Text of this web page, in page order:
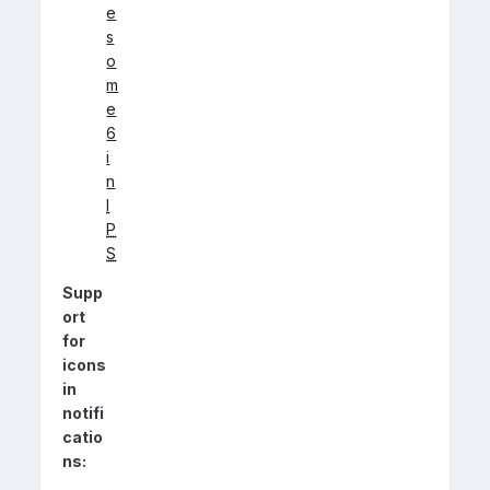
e
s
o
m
e
6
i
n
I
P
S
Supp
ort
for
icons
in
notifi
catio
ns: